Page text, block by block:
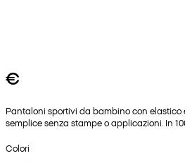
€
Pantaloni sportivi da bambino con elastico
semplice senza stampe o applicazioni. In
Colori